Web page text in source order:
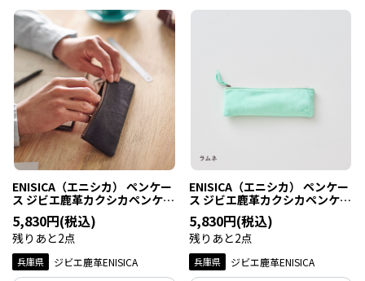
ンクグラデーション、とじ針（太・細）と
イタリア製はさみはオリジナルのピンク
ゴールドめっき仕様、オーストリッチ風
専用ケース付き
は糸をすくいやすいスムーズな編み心
ENISICA（エニシカ） ペンケー
ス ジビエ鹿革カクシカペンケー
ス 古墨（こぼく） 1個
5,830円(税込)
残りあと2点
兵庫県 ジビエ鹿革ENISICA
ENISICA（エニシカ） ペンケー
ス ジビエ鹿革カクシカペンケー
ス ラムネ 1個
5,830円(税込)
残りあと2点
兵庫県 ジビエ鹿革ENISICA